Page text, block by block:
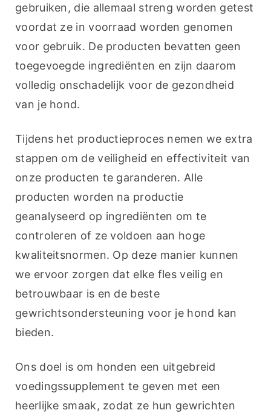
gebruiken, die allemaal streng worden getest
voordat ze in voorraad worden genomen
voor gebruik. De producten bevatten geen
toegevoegde ingrediënten en zijn daarom
volledig onschadelijk voor de gezondheid
van je hond.
Tijdens het productieproces nemen we extra
stappen om de veiligheid en effectiviteit van
onze producten te garanderen. Alle
producten worden na productie
geanalyseerd op ingrediënten om te
controleren of ze voldoen aan hoge
kwaliteitsnormen. Op deze manier kunnen
we ervoor zorgen dat elke fles veilig en
betrouwbaar is en de beste
gewrichtsondersteuning voor je hond kan
bieden.
Ons doel is om honden een uitgebreid
voedingssupplement te geven met een
heerlijke smaak, zodat ze hun gewrichten